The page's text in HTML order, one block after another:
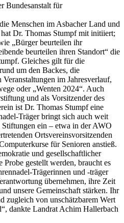
Bundesanstalt für
Menschen im Asbacher Land und
Dr. Thomas Stumpf mit initiiert;
„Bürger beurteilen ihr
beurteilen ihren Standort“ die
Gleiches gilt für die
um den Backes, die
im Jahresverlauf,
oder „Wenten 2024“. Auch
und als Vorsitzender des
ist Dr. Thomas Stumpf eine
Träger bringt sich auch weit
ein – etwa in der AWO
Ortsvereinsvorsitzenden
für Senioren anstieß.
und gesellschaftlicher
Probe gestellt werden, braucht es
Trägerinnen und -träger
übernehmen, ihre Zeit
unsere Gemeinschaft stärken. Ihr
zugleich von unschätzbarem Wert
dankte Landrat Achim Hallerbach